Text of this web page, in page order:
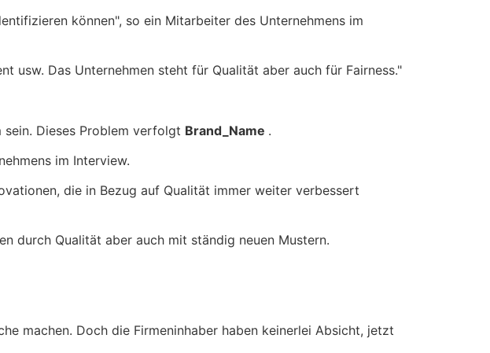
können", so ein Mitarbeiter des Unternehmens im
usw. Das Unternehmen steht für Qualität aber auch für Fairness."
Dieses Problem verfolgt Brand_Name .
im Interview.
die in Bezug auf Qualität immer weiter verbessert
durch Qualität aber auch mit ständig neuen Mustern.
machen. Doch die Firmeninhaber haben keinerlei Absicht, jetzt